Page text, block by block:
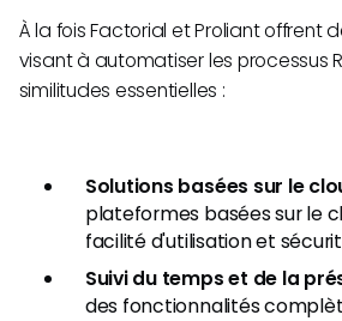
À la fois Factorial et Proliant offrent
visant à automatiser les processus
similitudes essentielles :
Solutions basées sur le
plateformes basées sur le
facilité d'utilisation et
Suivi du temps et de la
des fonctionnalités